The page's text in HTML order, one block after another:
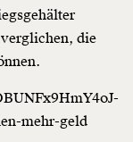
alle
alle frei im
wird auch
und
die
mehr-geld